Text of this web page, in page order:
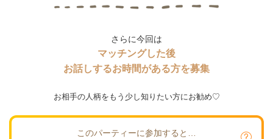
さらに今回は
マッチングした後
お話しするお時間がある方を募集
お相手の人柄をもう少し知りたい方にお勧め♡
このパーティーに参加すると…